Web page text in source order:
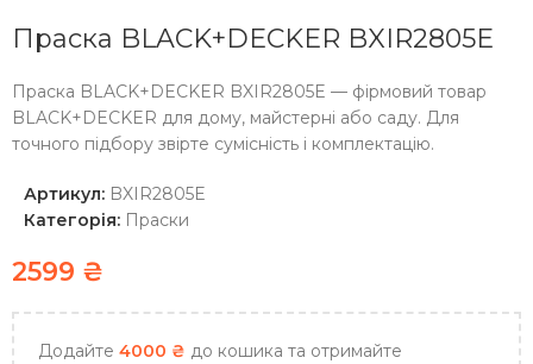
Праска BLACK+DECKER BXIR2805E
Праска BLACK+DECKER BXIR2805E — фірмовий товар
BLACK+DECKER для дому, майстерні або саду. Для
точного підбору звірте сумісність і комплектацію.
Артикул: BXIR2805E
Категорія: Праски
2599 ₴
Додайте 4000 ₴ до кошика та отримайте